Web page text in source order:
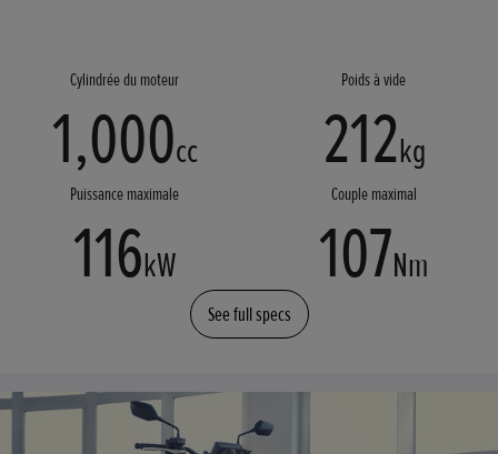
Cylindrée du moteur
1,000cc
Poids à vide
212kg
Puissance maximale
116kW
Couple maximal
107Nm
See full specs